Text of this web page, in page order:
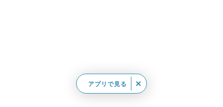
アプリで見る